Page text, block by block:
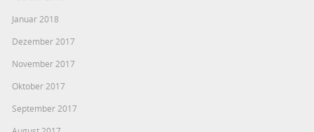
Januar 2018
Dezember 2017
November 2017
Oktober 2017
September 2017